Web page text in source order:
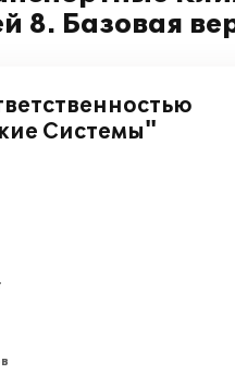
8. Базовая
Системы"